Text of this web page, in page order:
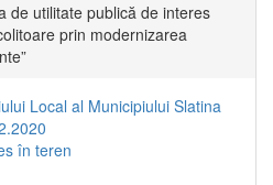
de utilitate publică de interes
prin modernizarea
Local al Municipiului Slatina
în teren